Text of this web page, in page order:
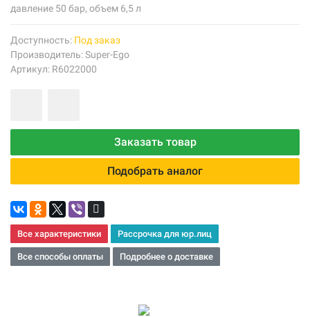
давление 50 бар, объем 6,5 л
Доступность: Под заказ
Производитель:Super-Ego
Артикул: R6022000
Заказать товар
Подобрать аналог
Все характеристики Рассрочка для юр.лиц
Все способы оплаты Подробнее о доставке